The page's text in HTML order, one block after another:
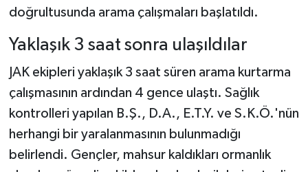
doğrultusunda arama çalışmaları başlatıldı.
Yaklaşık 3 saat sonra ulaşıldılar
JAK ekipleri yaklaşık 3 saat süren arama kurtarma
çalışmasının ardından 4 gence ulaştı. Sağlık
kontrolleri yapılan B.Ş., D.A., E.T.Y. ve S.K.Ö.'nün
herhangi bir yaralanmasının bulunmadığı
belirlendi. Gençler, mahsur kaldıkları ormanlık